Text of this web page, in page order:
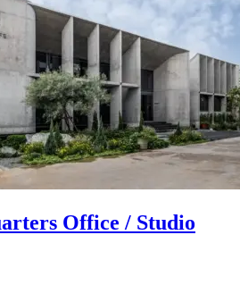
Office / Studio